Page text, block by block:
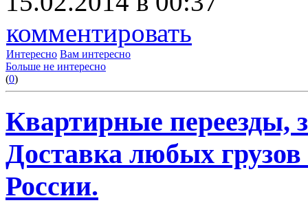
комментировать
Интересно Вам интересно
Больше не интересно
(0)
Квартирные переезды,
Доставка любых
России.